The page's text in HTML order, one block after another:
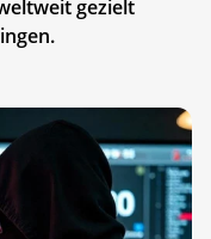
gezielt